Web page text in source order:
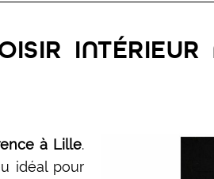
à Lille.
idéal pour